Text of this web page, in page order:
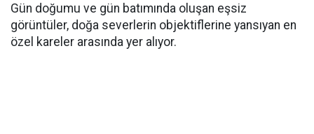
Gün doğumu ve gün batımında oluşan eşsiz
görüntüler, doğa severlerin objektiflerine yansıyan en
özel kareler arasında yer alıyor.